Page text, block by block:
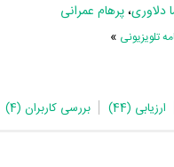
دلاوری،پرهام عمرانی
تلویزیونی »
ارزیابی (44) بررسی کاربران (4)